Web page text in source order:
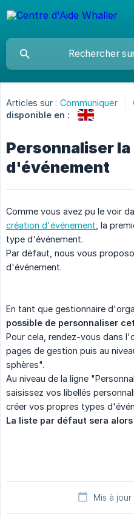
Articles sur : Communiquer
disponible en :
Personnaliser
d'événement
Comme vous avez pu le voir
création d'événement , la
type d'événement.
Par défaut, nous vous
d'événement.
En tant que gestionnaire
possible de personnaliser
Pour cela, rendez-vous dans
pages de gestion puis au
sphères".
Au niveau de la ligne
saisissez vos libellés
créer vos propres types
La liste par défaut sera
Mis à